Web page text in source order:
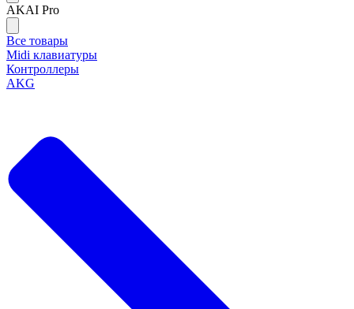
AKAI Pro
Все товары
Midi клавиатуры
Контроллеры
AKG